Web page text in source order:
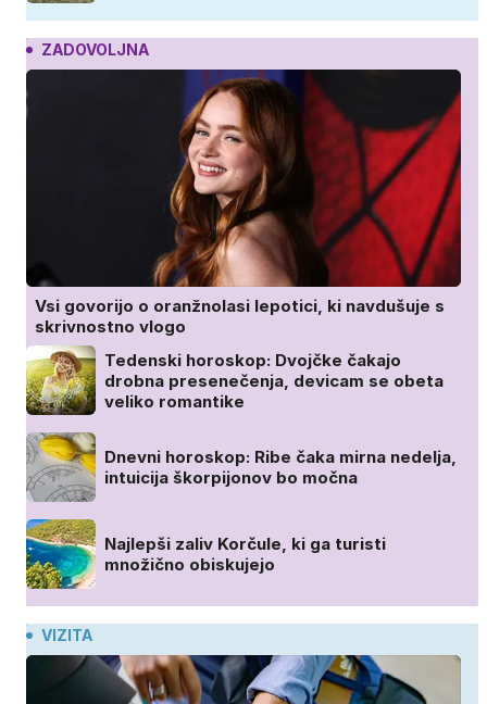
ZADOVOLJNA
Vsi govorijo o oranžnolasi lepotici, ki navdušuje s
skrivnostno vlogo
Tedenski horoskop: Dvojčke čakajo
drobna presenečenja, devicam se obeta
veliko romantike
Dnevni horoskop: Ribe čaka mirna nedelja,
intuicija škorpijonov bo močna
Najlepši zaliv Korčule, ki ga turisti
množično obiskujejo
VIZITA